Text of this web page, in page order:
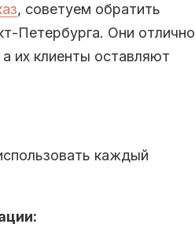
, советуем обратить
Петербурга. Они отлично
их клиенты оставляют
каждый